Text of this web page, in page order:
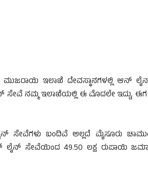
ಇಲಾಖೆ ದೇವಸ್ಥಾನಗಳಲ್ಲಿ ಆನ್
ನಮ್ಮ ಇಲಾಖೆಯಲ್ಲಿ ಈ ಮೊದಲೇ ಇದ್ದು, ಈಗ
ಸೇವೆಗಳು ಬಂದಿವೆ ಅಲ್ಲದೆ ಮೈಸೂರು
ಸೇವೆಯಿಂದ 49.50 ಲಕ್ಷ ರುಪಾಯಿ